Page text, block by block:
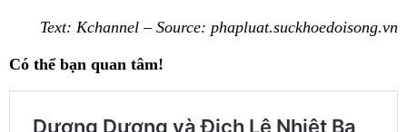
Text: Kchannel – Source: phapluat.suckhoedoisong.vn
Có thể bạn quan tâm!